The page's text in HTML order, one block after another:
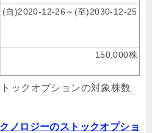
(自)2020-12-26～(至)2030-12-25
150,000株
ックオプションの対象株数
ノロジーのストックオプショ